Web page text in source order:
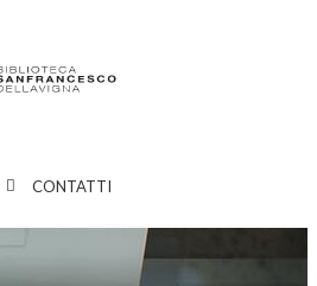
CONTATTI